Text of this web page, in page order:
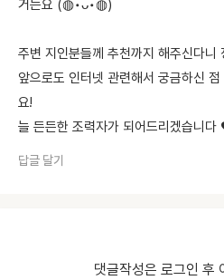
거든요 (◍•ᴗ•◍)
주변 지인분들께 추천까지 해주신다니
앞으로도 인터넷 관련해서 궁금하신
요!
늘 든든한 조력자가 되어드리겠습니
답글 달기
댓글작성은 로그인 후